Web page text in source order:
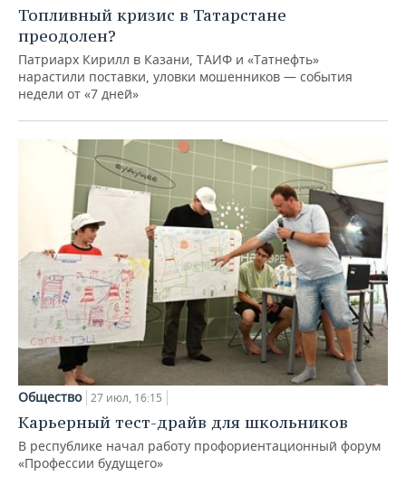
Топливный кризис в Татарстане
преодолен?
Патриарх Кирилл в Казани, ТАИФ и «Татнефть»
нарастили поставки, уловки мошенников — события
недели от «7 дней»
Общество 27 июл, 16:15
Карьерный тест-драйв для школьников
В республике начал работу профориентационный форум
«Профессии будущего»